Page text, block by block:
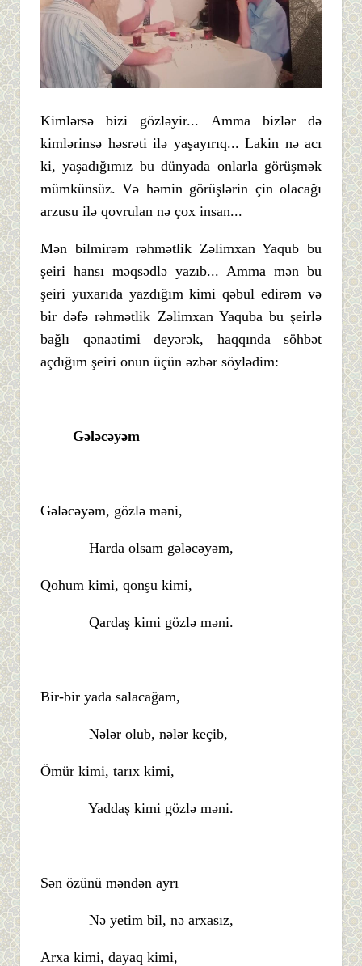
Kimlərsə bizi gözləyir... Amma bizlər də
kimlərinsə həsrəti ilə yaşayırıq... Lakin nə acı
ki, yaşadığımız bu dünyada onlarla görüşmək
mümkünsüz. Və həmin görüşlərin çin olacağı
arzusu ilə qovrulan nə çox insan...
Mən bilmirəm rəhmətlik Zəlimxan Yaqub bu
şeiri hansı məqsədlə yazıb... Amma mən bu
şeiri yuxarıda yazdığım kimi qəbul edirəm və
bir dəfə rəhmətlik Zəlimxan Yaquba bu şeirlə
bağlı qənaətimi deyərək, haqqında söhbət
açdığım şeiri onun üçün əzbər söylədim:
Gələcəyəm
Gələcəyəm, gözlə məni,
Harda olsam gələcəyəm,
Qohum kimi, qonşu kimi,
Qardaş kimi gözlə məni.
Bir-bir yada salacağam,
Nələr olub, nələr keçib,
Ömür kimi, tarıx kimi,
Yaddaş kimi gözlə məni.
Sən özünü məndən ayrı
Nə yetim bil, nə arxasız,
Arxa kimi, dayaq kimi,